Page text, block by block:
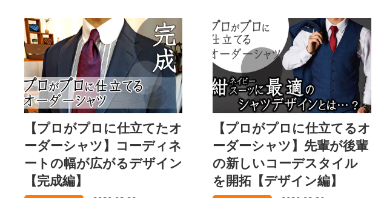
【プロがプロに仕立てたオ
ーダーシャツ】コーディネ
ートの幅が広がるデザイン
【完成編】
【プロがプロに仕立てるオ
ーダーシャツ】先輩が後輩
の新しいコーデスタイル
を開拓【デザイン編】